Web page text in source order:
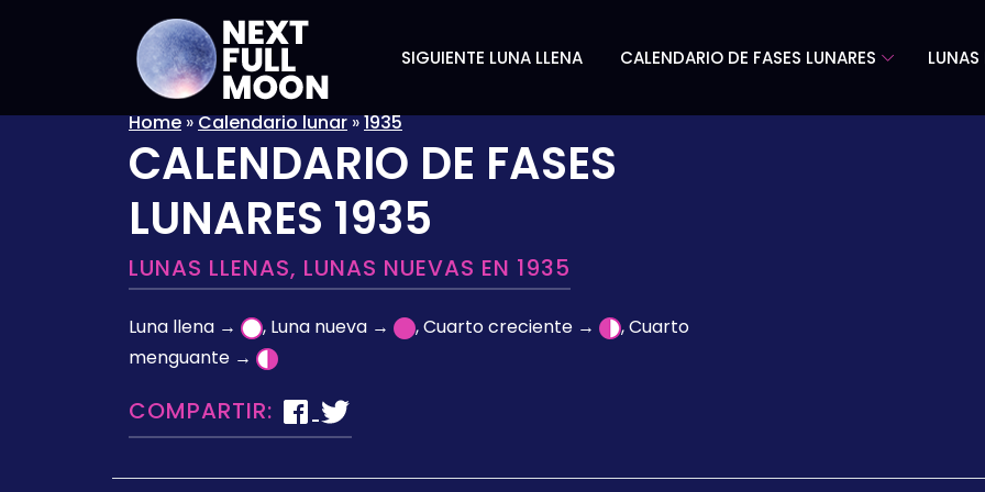
SIGUIENTE LUNA LLENA CALENDARIO DE FASES LUNARES LUNAS
Home»Calendario lunar»1935
CALENDARIO DE FASES
LUNARES 1935
LUNAS LLENAS, LUNAS NUEVAS EN 1935
Luna llena → , Luna nueva → , Cuarto creciente →
, Cuarto
menguante →
COMPARTIR: